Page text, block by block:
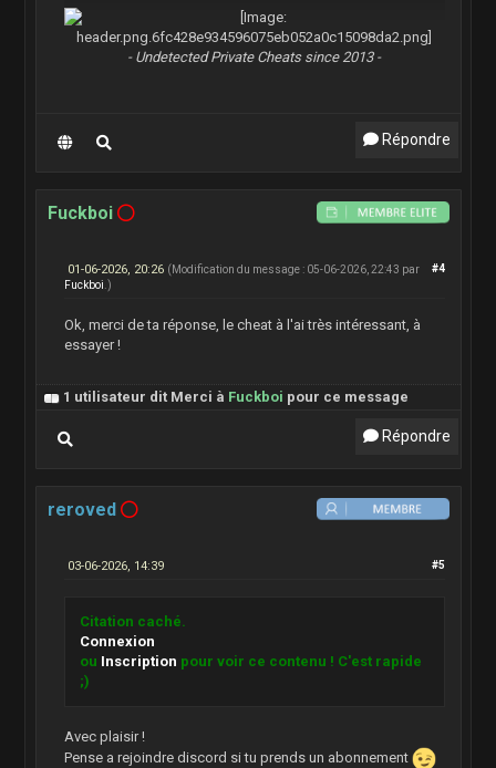
- Undetected Private Cheats since 2013 -
Répondre
Fuckboi
#4
01-06-2026, 20:26 (Modification du message : 05-06-2026, 22:43 par
Fuckboi .)
Ok, merci de ta réponse, le cheat à l'ai très intéressant, à
essayer !
1 utilisateur dit Merci à Fuckboi pour ce message
Répondre
reroved
#5
03-06-2026, 14:39
Citation caché.
Connexion
ou Inscription pour voir ce contenu ! C'est rapide
;)
Avec plaisir !
Pense a rejoindre discord si tu prends un abonnement